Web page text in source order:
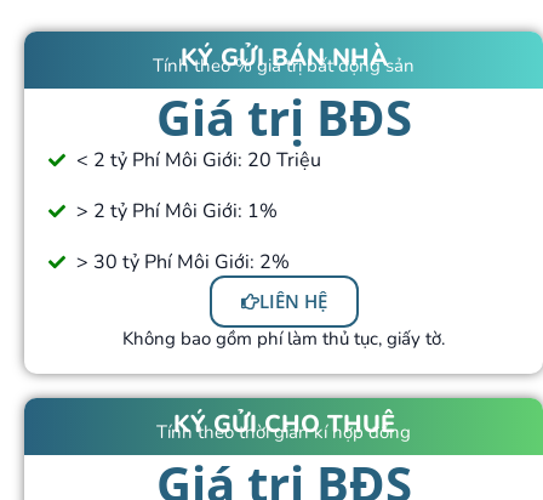
KÝ GỬI BÁN NHÀ
Tính theo % giá trị bất động sản
Giá trị BĐS
< 2 tỷ Phí Môi Giới: 20 Triệu
> 2 tỷ Phí Môi Giới: 1%
> 30 tỷ Phí Môi Giới: 2%
LIÊN HỆ
Không bao gồm phí làm thủ tục, giấy tờ.
KÝ GỬI CHO THUÊ
Tính theo thời gian kí hợp đồng
Giá trị BĐS